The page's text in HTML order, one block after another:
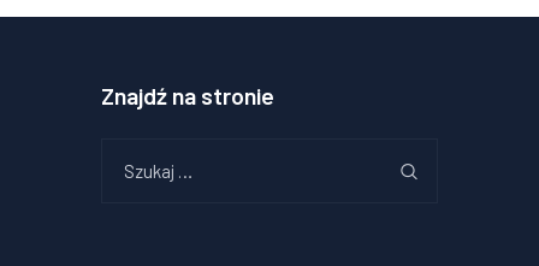
Znajdź na stronie